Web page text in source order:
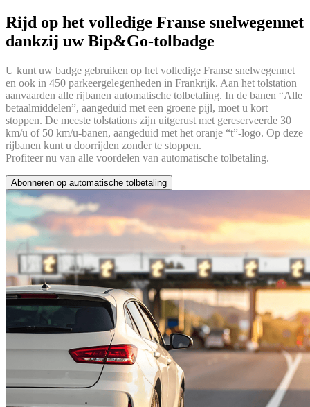
Rijd op het volledige Franse snelwegennet
dankzij uw Bip&Go-tolbadge
U kunt uw badge gebruiken op het volledige Franse snelwegennet
en ook in 450 parkeergelegenheden in Frankrijk. Aan het tolstation
aanvaarden alle rijbanen automatische tolbetaling. In de banen “Alle
betaalmiddelen”, aangeduid met een groene pijl, moet u kort
stoppen. De meeste tolstations zijn uitgerust met gereserveerde 30
km/u of 50 km/u-banen, aangeduid met het oranje “t”-logo. Op deze
rijbanen kunt u doorrijden zonder te stoppen.
Profiteer nu van alle voordelen van automatische tolbetaling.
Abonneren op automatische tolbetaling